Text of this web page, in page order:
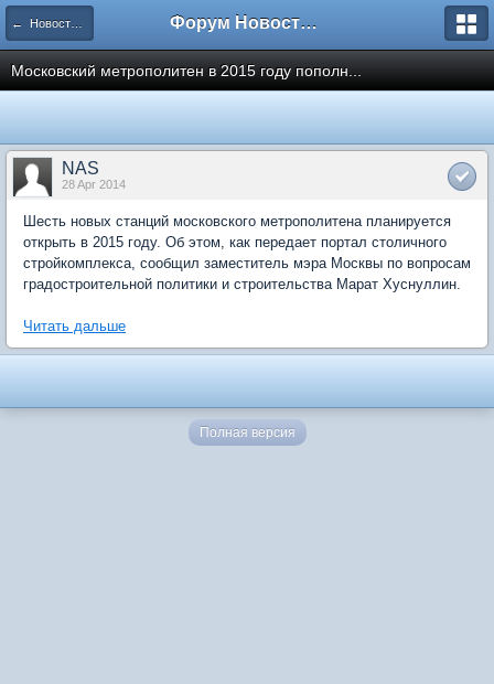
← Новости рынка недвижимости Форум Новостройки
Московский метрополитен в 2015 году пополн...
NAS
28 Apr 2014
Шесть новых станций московского метрополитена планируется
открыть в 2015 году. Об этом, как передает портал столичного
стройкомплекса, сообщил заместитель мэра Москвы по вопросам
градостроительной политики и строительства Марат Хуснуллин.
Читать дальше
Полная версия